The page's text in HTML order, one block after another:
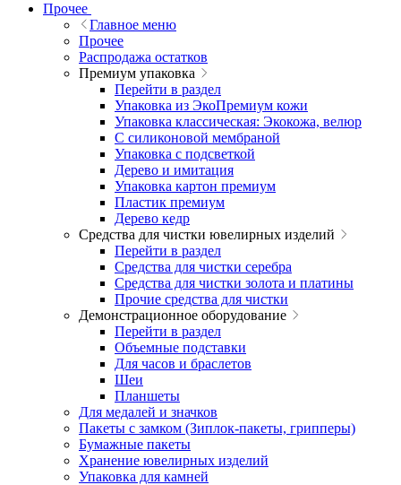
Прочее
Главное меню
Прочее
Распродажа остатков
Премиум упаковка
Перейти в раздел
Упаковка из ЭкоПремиум кожи
Упаковка классическая: Экокожа, велюр
С силиконовой мембраной
Упаковка с подсветкой
Дерево и имитация
Упаковка картон премиум
Пластик премиум
Дерево кедр
Средства для чистки ювелирных изделий
Перейти в раздел
Средства для чистки серебра
Средства для чистки золота и платины
Прочие средства для чистки
Демонстрационное оборудование
Перейти в раздел
Объемные подставки
Для часов и браслетов
Шеи
Планшеты
Для медалей и значков
Пакеты с замком (Зиплок-пакеты, грипперы)
Бумажные пакеты
Хранение ювелирных изделий
Упаковка для камней